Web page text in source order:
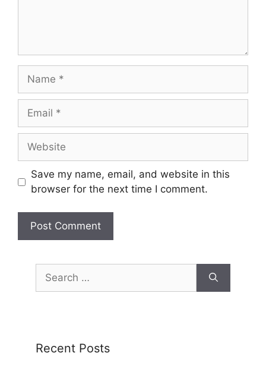
Save my name, email, and website in this
browser for the next time I comment.
Recent Posts